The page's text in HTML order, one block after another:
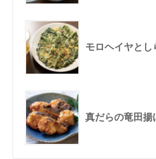
モロヘイヤとし
真だらの竜田揚